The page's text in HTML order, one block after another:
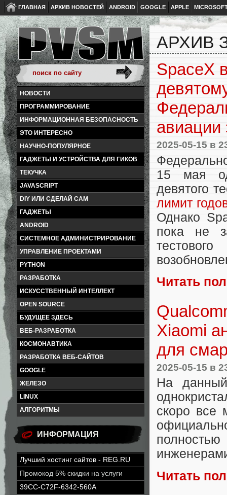
ГЛАВНАЯ АРХИВ НОВОСТЕЙ ANDROID GOOGLE APPLE
НОВОСТИ
ПРОГРАММИРОВАНИЕ
ИНФОРМАЦИОННАЯ БЕЗОПАСНОСТЬ
ЭТО ИНТЕРЕСНО
НАУЧНО-ПОПУЛЯРНОЕ
ГАДЖЕТЫ И УСТРОЙСТВА ДЛЯ ГИКОВ
ТЕКУЧКА
JAVASCRIPT
DIY ИЛИ СДЕЛАЙ САМ
ГАДЖЕТЫ
ANDROID
СИСТЕМНОЕ АДМИНИСТРИРОВАНИЕ
УПРАВЛЕНИЕ ПРОЕКТАМИ
PYTHON
РАЗРАБОТКА
ИСКУССТВЕННЫЙ ИНТЕЛЛЕКТ
OPEN SOURCE
БУДУЩЕЕ ЗДЕСЬ
ВЕБ-РАЗРАБОТКА
КОСМОНАВТИКА
РАЗРАБОТКА ВЕБ-САЙТОВ
GOOGLE
ЖЕЛЕЗО
LINUX
АЛГОРИТМЫ
ИНФОРМАЦИЯ
Лучший хостинг сайтов - REG.RU
Промокод 5% скидки на услуги
39CC-C72F-6342-560A
АРХИВ
SpaceX
авиации
2025-05-15 в
15 мая
девятого
лимит
Однако
пока не
Читать
Xiaomi
для
2025-05-15 в
На
скоро все
Читать